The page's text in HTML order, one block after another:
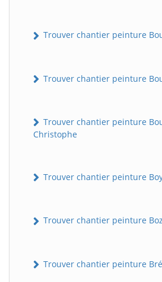
Trouver chantier peinture
Trouver chantier peinture
Trouver chantier peinture
Christophe
Trouver chantier peinture
Trouver chantier peinture Boz
Trouver chantier peinture